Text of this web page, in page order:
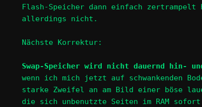
Flash-Speicher dann einfach zertrampelt
allerdings nicht.
Nächste Korrektur:
Swap-Speicher wird nicht dauernd hin-
wenn ich mich jetzt auf schwankenden
starke Zweifel an am Bild einer böse
die sich unbenutzte Seiten im RAM